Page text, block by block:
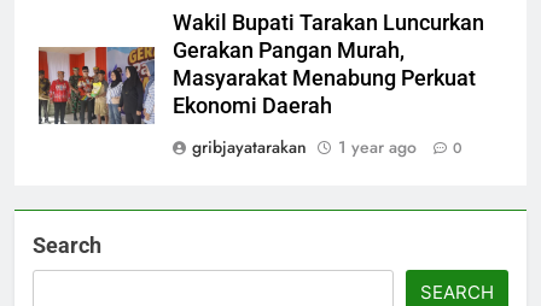
Wakil Bupati Tarakan Luncurkan
Gerakan Pangan Murah,
Masyarakat Menabung Perkuat
Ekonomi Daerah
gribjayatarakan
1 year ago 0
Search
SEARCH